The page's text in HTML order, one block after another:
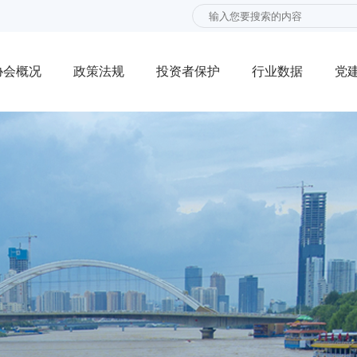
会概况 政策法规 投资者保护 行业数据 党